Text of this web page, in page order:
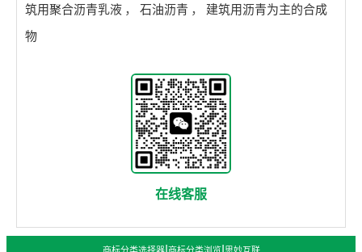
筑用聚合沥青乳液 ， 石油沥青 ，
建筑用沥青为主的合成
物
在线客服